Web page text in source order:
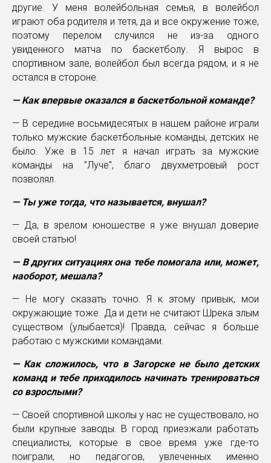
другие. У меня волейбольная семья, в волейбол
играют оба родителя и тетя, да и все окружение тоже,
поэтому перелом случился не из-за одного
увиденного матча по баскетболу. Я вырос в
спортивном зале, волейбол был всегда рядом, и я не
остался в стороне.
— Как впервые оказался в баскетбольной команде?
— В середине восьмидесятых в нашем районе играли
только мужские баскетбольные команды, детских не
было. Уже в 15 лет я начал играть за мужские
команды на "Луче", благо двухметровый рост
позволял.
— Ты уже тогда, что называется, внушал?
— Да, в зрелом юношестве я уже внушал доверие
своей статью!
— В других ситуациях она тебе помогала или, может,
наоборот, мешала?
— Не могу сказать точно. Я к этому привык, мои
окружающие тоже. Да и дети не считают Шрека злым
существом (улыбается)! Правда, сейчас я больше
работаю с мужскими командами.
— Как сложилось, что в Загорске не было детских
команд и тебе приходилось начинать тренироваться
со взрослыми?
— Своей спортивной школы у нас не существовало, но
были крупные заводы. В город приезжали работать
специалисты, которые в свое время уже где-то
поиграли, но педагогов, увлеченных именно